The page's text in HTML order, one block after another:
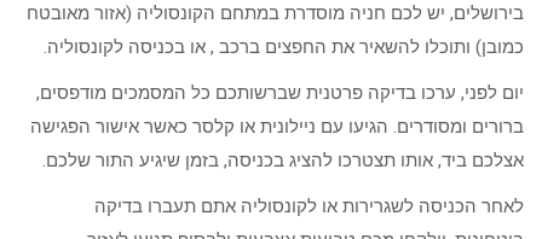
בירושלים, יש לכם חניה מוסדרת במתחם הקונסוליה (אזור מאובטח
כמובן) ותוכלו להשאיר את החפצים ברכב , או בכניסה לקונסוליה.
יום לפני, ערכו בדיקה פרטנית שברשותכם כל המסמכים מודפסים,
ברורים ומסודרים. הגיעו עם ניילונית או קלסר כאשר אישור הפגישה
אצלכם ביד, אותו תצטרכו להציג בכניסה, בזמן שיגיע התור שלכם.
לאחר הכניסה לשגרירות או לקונסוליה אתם תעברו בדיקה